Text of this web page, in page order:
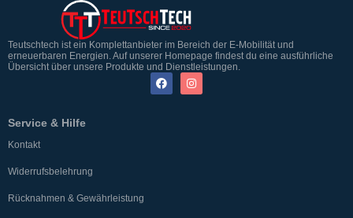
Teutschtech ist ein Komplettanbieter im Bereich der E-Mobilität und
erneuerbaren Energien. Auf unserer Homepage findest du eine ausführliche
Übersicht über unsere Produkte und Dienstleistungen.
Service & Hilfe
Kontakt
Widerrufsbelehrung
Rücknahmen & Gewährleistung